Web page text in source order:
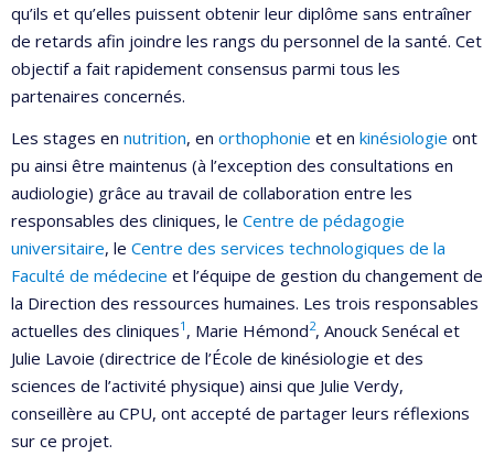
qu’ils et qu’elles puissent obtenir leur diplôme sans entraîner
de retards afin joindre les rangs du personnel de la santé. Cet
objectif a fait rapidement consensus parmi tous les
partenaires concernés.
Les stages en nutrition, en orthophonie et en kinésiologie ont
pu ainsi être maintenus (à l’exception des consultations en
audiologie) grâce au travail de collaboration entre les
responsables des cliniques, le Centre de pédagogie
universitaire, le Centre des services technologiques de la
Faculté de médecine et l’équipe de gestion du changement de
la Direction des ressources humaines. Les trois responsables
actuelles des cliniques1 , Marie Hémond2, Anouck Senécal et
Julie Lavoie (directrice de l’École de kinésiologie et des
sciences de l’activité physique) ainsi que Julie Verdy,
conseillère au CPU, ont accepté de partager leurs réflexions
sur ce projet.